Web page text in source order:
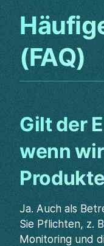
(FAQ)
Gilt der
wenn
Ja. Auch als
Sie Pflichten, z.
Monitoring und